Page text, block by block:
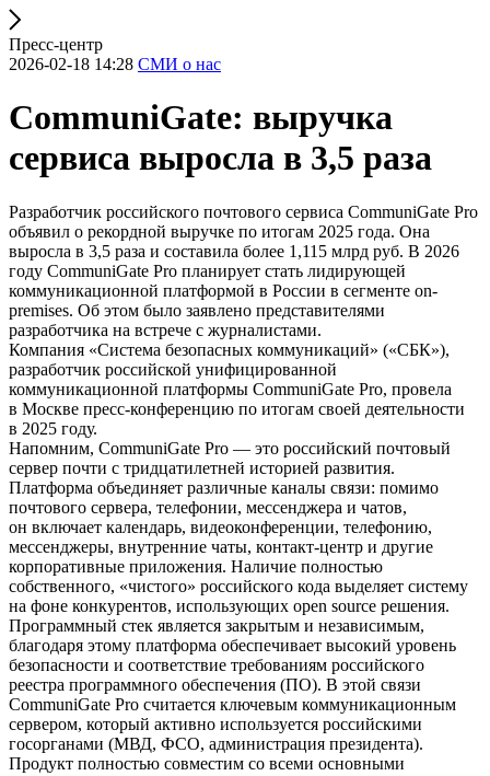
Пресс-центр
2026-02-18 14:28 СМИ о нас
CommuniGate: выручка
сервиса выросла в 3,5 раза
Разработчик российского почтового сервиса CommuniGate Pro
объявил о рекордной выручке по итогам 2025 года. Она
выросла в 3,5 раза и составила более 1,115 млрд руб. В 2026
году CommuniGate Pro планирует стать лидирующей
коммуникационной платформой в России в сегменте on-
premises. Об этом было заявлено представителями
разработчика на встрече с журналистами.
Компания «Система безопасных коммуникаций» («СБК»),
разработчик российской унифицированной
коммуникационной платформы CommuniGate Pro, провела
в Москве пресс-конференцию по итогам своей деятельности
в 2025 году.
Напомним, CommuniGate Pro — это российский почтовый
сервер почти с тридцатилетней историей развития.
Платформа объединяет различные каналы связи: помимо
почтового сервера, телефонии, мессенджера и чатов,
он включает календарь, видеоконференции, телефонию,
мессенджеры, внутренние чаты, контакт-центр и другие
корпоративные приложения. Наличие полностью
собственного, «чистого» российского кода выделяет систему
на фоне конкурентов, использующих open source решения.
Программный стек является закрытым и независимым,
благодаря этому платформа обеспечивает высокий уровень
безопасности и соответствие требованиям российского
реестра программного обеспечения (ПО). В этой связи
CommuniGate Pro считается ключевым коммуникационным
сервером, который активно используется российскими
госорганами (МВД, ФСО, администрация президента).
Продукт полностью совместим со всеми основными